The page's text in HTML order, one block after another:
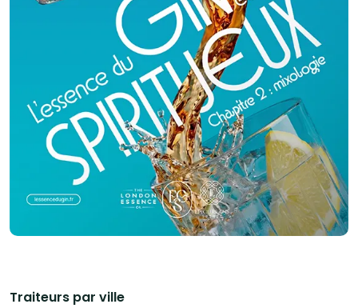
Traiteurs par ville